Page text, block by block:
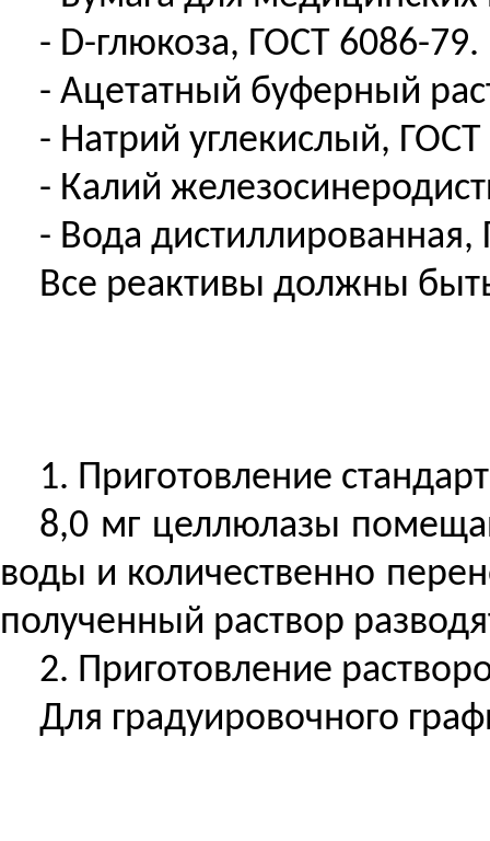
- D-глюкоза, ГОСТ 6086-79.
- Ацетатный буферный
- Натрий углекислый,
- Калий
- Вода дистиллированная,
Все реактивы должны
1. Приготовление
8,0 мг целлюлазы
воды и количественно
полученный раствор
2. Приготовление
Для градуировочного